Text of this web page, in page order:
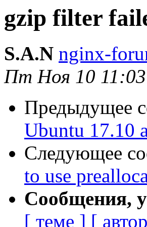
gzip filter
S.A.N nginx-
Пт Ноя 10
Предыдущее
Ubuntu 17.10
Следующее
to use
Сообщения,
[ теме ] [